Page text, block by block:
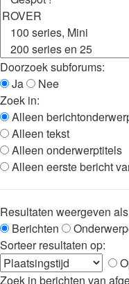
Doorzoek subforums:
Ja
Nee
Zoek in:
Alleen
Alleen tekst
Alleen onderwerptitels
Alleen eerste bericht
Resultaten weergeven
Berichten
Sorteer resultaten op:
Zoek in berichten van